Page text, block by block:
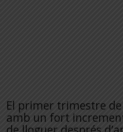
El primer trimestre de
amb un fort